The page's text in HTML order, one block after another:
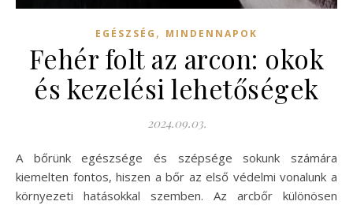
EGÉSZSÉG , MINDENNAPOK
Fehér folt az arcon: okok
és kezelési lehetőségek
2024.09.03.
A bőrünk egészsége és szépsége sokunk számára
kiemelten fontos, hiszen a bőr az első védelmi vonalunk a
környezeti hatásokkal szemben. Az arcbőr különösen